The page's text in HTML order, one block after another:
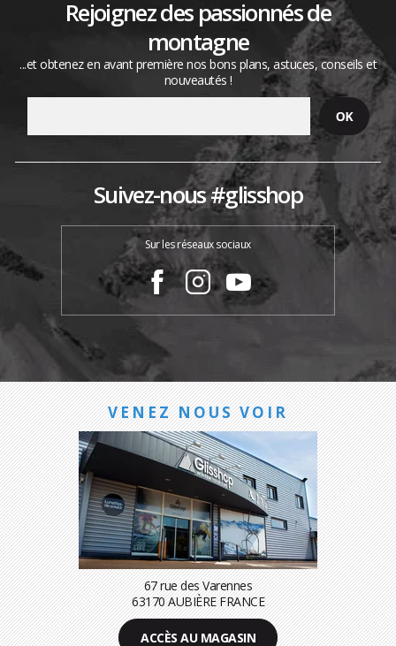
Rejoignez des passionnés de
montagne
...et obtenez en avant première nos bons plans, astuces, conseils et
nouveautés !
Suivez-nous #glisshop
Sur les réseaux sociaux
VENEZ NOUS VOIR
67 rue des Varennes
63170 AUBIÈRE FRANCE
ACCÈS AU MAGASIN